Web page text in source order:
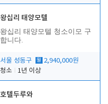
왕십리 태양모텔
왕십리 태양모텔 청소이모 구
합니다.
서울 성동구 월 2,940,000원
청소
1년 이상
호텔두루와